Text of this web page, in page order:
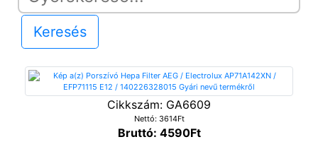
Keresés
Cikkszám: GA6609
Nettó: 3614Ft
Bruttó: 4590Ft